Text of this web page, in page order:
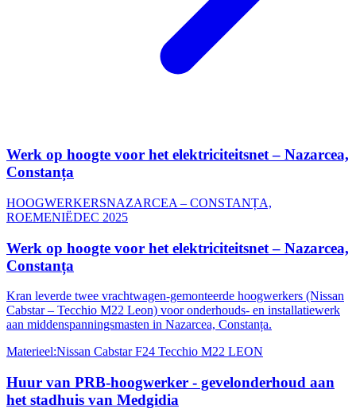
Werk op hoogte voor het elektriciteitsnet – Nazarcea,
Constanța
HOOGWERKERSNAZARCEA – CONSTANȚA,
ROEMENIËDEC 2025
Werk op hoogte voor het elektriciteitsnet – Nazarcea,
Constanța
Kran leverde twee vrachtwagen-gemonteerde hoogwerkers (Nissan
Cabstar – Tecchio M22 Leon) voor onderhouds- en installatiewerk
aan middenspanningsmasten in Nazarcea, Constanța.
Materieel:Nissan Cabstar F24 Tecchio M22 LEON
Huur van PRB-hoogwerker - gevelonderhoud aan
het stadhuis van Medgidia